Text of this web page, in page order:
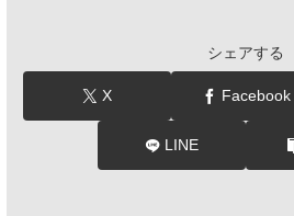
シェアする
X Facebook
LINE